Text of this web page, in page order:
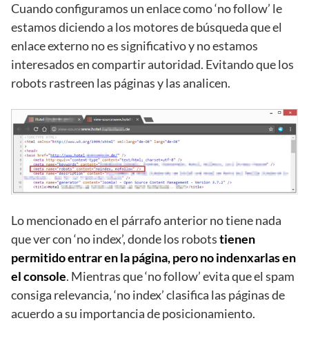
Cuando configuramos un enlace como ‘no follow’ le
estamos diciendo a los motores de búsqueda que el
enlace externo no es significativo y no estamos
interesados en compartir autoridad. Evitando que los
robots rastreen las páginas y las analicen.
Lo mencionado en el párrafo anterior no tiene nada
que ver con ‘no index’, donde los robotstienen
permitido entrar en la página, pero no indenxarlas en
el console. Mientras que ‘no follow’ evita que el spam
consiga relevancia, ‘no index’ clasifica las páginas de
acuerdo a su importancia de posicionamiento.